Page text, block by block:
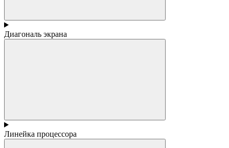
Диагональ экрана
Линейка процессора